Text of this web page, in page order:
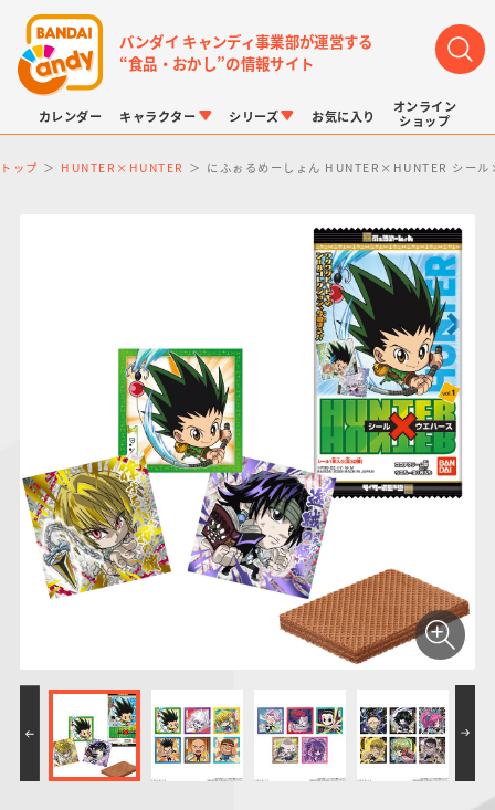
バンダイ キャンディ事業部が運営する
“食品・おかし”の情報サイト
カレンダー キャラクター
仮面ライダーシリー
ズ
PROJECT R.E.D.・
スーパー戦隊シリー
ズ
ガンダムシリーズ
ポケットモンスター
ドラゴンボール
サンリオキャラクタ
ーズ
シリーズ
キャラパキ
つりグミ
にふぉるめーしょん
＆スクエアシール
SMPシリーズ
ポケモンキッズ
ポケモンスケールワ
キャラデコ
お気に入り
オンライン
ショップ
トップ HUNTER×HUNTER にふぉるめーしょん HUNTER×HUNTER シー